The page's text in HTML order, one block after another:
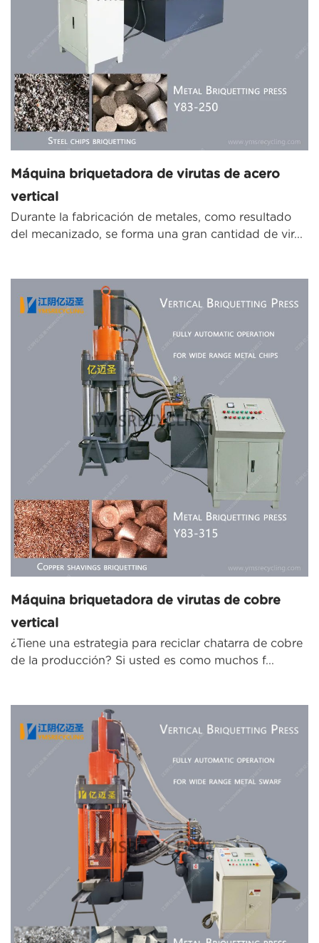
Máquina briquetadora de virutas de acero
vertical
Durante la fabricación de metales, como resultado
del mecanizado, se forma una gran cantidad de vir...
Máquina briquetadora de virutas de cobre
vertical
¿Tiene una estrategia para reciclar chatarra de cobre
de la producción? Si usted es como muchos f...